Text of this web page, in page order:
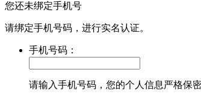
您还未绑定手机号
请绑定手机号码，进行实名认证。
手机号码：
请输入手机号码，您的个人信息严格保